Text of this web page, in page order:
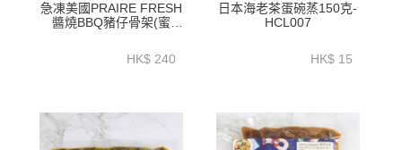
急凍美國PRAIRE FRESH
醬燒BBQ豬仔骨架(蜜
HK$ 240
日本海老茶蛋碗蒸150克-
HCL007
HK$ 15